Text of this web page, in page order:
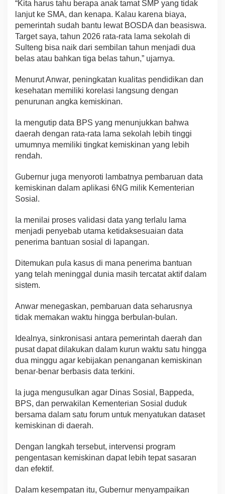
“Kita harus tahu berapa anak tamat SMP yang tidak
lanjut ke SMA, dan kenapa. Kalau karena biaya,
pemerintah sudah bantu lewat BOSDA dan beasiswa.
Target saya, tahun 2026 rata-rata lama sekolah di
Sulteng bisa naik dari sembilan tahun menjadi dua
belas atau bahkan tiga belas tahun,” ujarnya.
Menurut Anwar, peningkatan kualitas pendidikan dan
kesehatan memiliki korelasi langsung dengan
penurunan angka kemiskinan.
Ia mengutip data BPS yang menunjukkan bahwa
daerah dengan rata-rata lama sekolah lebih tinggi
umumnya memiliki tingkat kemiskinan yang lebih
rendah.
Gubernur juga menyoroti lambatnya pembaruan data
kemiskinan dalam aplikasi 6NG milik Kementerian
Sosial.
Ia menilai proses validasi data yang terlalu lama
menjadi penyebab utama ketidaksesuaian data
penerima bantuan sosial di lapangan.
Ditemukan pula kasus di mana penerima bantuan
yang telah meninggal dunia masih tercatat aktif dalam
sistem.
Anwar menegaskan, pembaruan data seharusnya
tidak memakan waktu hingga berbulan-bulan.
Idealnya, sinkronisasi antara pemerintah daerah dan
pusat dapat dilakukan dalam kurun waktu satu hingga
dua minggu agar kebijakan penanganan kemiskinan
benar-benar berbasis data terkini.
Ia juga mengusulkan agar Dinas Sosial, Bappeda,
BPS, dan perwakilan Kementerian Sosial duduk
bersama dalam satu forum untuk menyatukan dataset
kemiskinan di daerah.
Dengan langkah tersebut, intervensi program
pengentasan kemiskinan dapat lebih tepat sasaran
dan efektif.
Dalam kesempatan itu, Gubernur menyampaikan